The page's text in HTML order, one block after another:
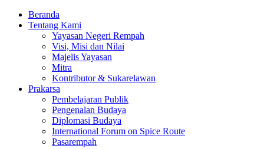
Beranda
Tentang Kami
Yayasan Negeri Rempah
Visi, Misi dan Nilai
Majelis Yayasan
Mitra
Kontributor & Sukarelawan
Prakarsa
Pembelajaran Publik
Pengenalan Budaya
Diplomasi Budaya
International Forum on Spice Route
Pasarempah